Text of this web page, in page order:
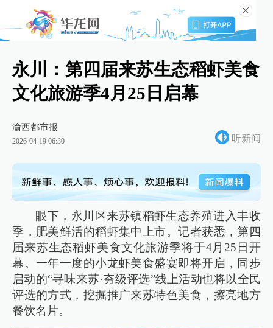
永川：第四届来苏生态稻虾美食
文化旅游季4月25日启幕
渝西都市报
2026-04-19 06:30 听新闻
眼下，永川区来苏镇稻虾生态养殖进入丰收
季，肥美鲜活的稻虾集中上市。记者获悉，第四
届来苏生态稻虾美食文化旅游季将于4月25日开
幕。一年一度的小龙虾美食盛宴即将开启，同步
启动的“寻味来苏·夯级评选”线上活动也将以全民
评选的方式，挖掘推广来苏特色美食，擦亮地方
餐饮名片。